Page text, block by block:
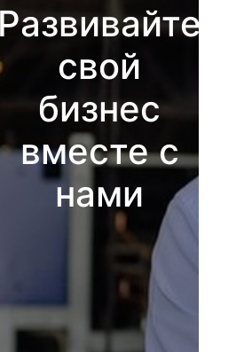
свой
бизнес
вместе с
нами